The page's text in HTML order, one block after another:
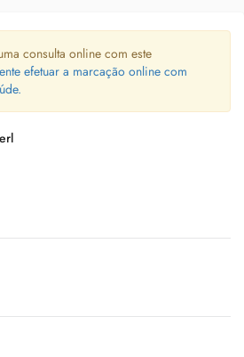
consulta online com este
efetuar a marcação online com